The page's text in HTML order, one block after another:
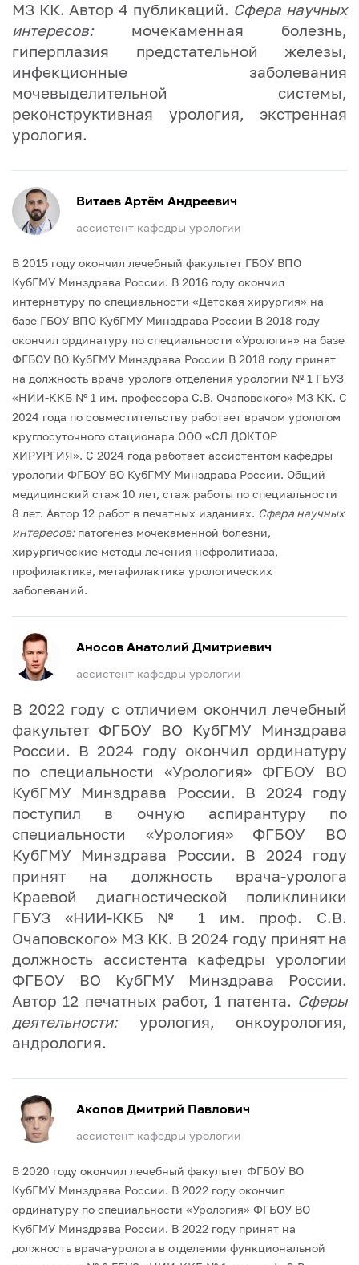
МЗ КК. Автор 4 публикаций. Сфера научных
интересов:мочекаменная болезнь,
гиперплазия предстательной железы,
инфекционные заболевания
мочевыделительной системы,
реконструктивная урология, экстренная
урология.
Витаев Артём Андреевич
ассистент кафедры урологии
В 2015 году окончил лечебный факультет ГБОУ ВПО
КубГМУ Минздрава России. В 2016 году окончил
интернатуру по специальности «Детская хирургия» на
базе ГБОУ ВПО КубГМУ Минздрава России В 2018 году
окончил ординатуру по специальности «Урология» на базе
ФГБОУ ВО КубГМУ Минздрава России В 2018 году принят
на должность врача-уролога отделения урологии № 1 ГБУЗ
«НИИ-ККБ № 1 им. профессора С.В. Очаповского» МЗ КК. С
2024 года по совместительству работает врачом урологом
круглосуточного стационара ООО «СЛ ДОКТОР
ХИРУРГИЯ». С 2024 года работает ассистентом кафедры
урологии ФГБОУ ВО КубГМУ Минздрава России. Общий
медицинский стаж 10 лет, стаж работы по специальности
8 лет. Автор 12 работ в печатных изданиях. Сфера научных
интересов:патогенез мочекаменной болезни,
хирургические методы лечения нефролитиаза,
профилактика, метафилактика урологических
заболеваний.
Аносов Анатолий Дмитриевич
ассистент кафедры урологии
В 2022 году с отличием окончил лечебный
факультет ФГБОУ ВО КубГМУ Минздрава
России. В 2024 году окончил ординатуру
по специальности «Урология» ФГБОУ ВО
КубГМУ Минздрава России. В 2024 году
поступил в очную аспирантуру по
специальности «Урология» ФГБОУ ВО
КубГМУ Минздрава России.
В 2024 году
принят на должность врача-уролога
Краевой диагностической поликлиники
ГБУЗ «НИИ-ККБ № 1 им. проф. С.В.
Очаповского» МЗ КК. В 2024 году принят на
должность ассистента кафедры урологии
ФГБОУ ВО КубГМУ Минздрава России.
Автор 12 печатных работ, 1 патента. Сферы
деятельности:урология, онкоурология,
андрология.
Акопов Дмитрий Павлович
ассистент кафедры урологии
В 2020 году окончил лечебный факультет ФГБОУ ВО
КубГМУ Минздрава России. В 2022 году окончил
ординатуру по специальности «Урология» ФГБОУ ВО
КубГМУ Минздрава России. В 2022 году принят на
должность врача-уролога в отделении функциональной